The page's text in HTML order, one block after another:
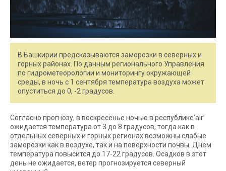
В Башкирии предсказываются заморозки в северных и
горных районах. По данным регионального Управления
по гидрометеорологии и мониторингу окружающей
среды, в ночь с 1 сентября температура воздуха может
опуститься до 0, -2 градусов.
Согласно прогнозу, в воскресенье ночью в республике’air’
ожидается температура от 3 до 8 градусов, тогда как в
отдельных северных и горных регионах возможны слабые
заморозки как в воздухе, так и на поверхности почвы. Днем
температура повысится до 17-22 градусов. Осадков в этот
день не ожидается, ветер прогнозируется северный